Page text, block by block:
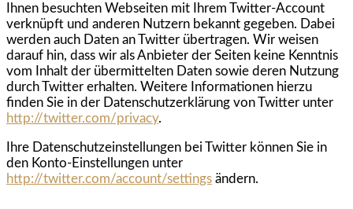
Ihnen besuchten Webseiten mit Ihrem Twitter-Account
verknüpft und anderen Nutzern bekannt gegeben. Dabei
werden auch Daten an Twitter übertragen. Wir weisen
darauf hin, dass wir als Anbieter der Seiten keine Kenntnis
vom Inhalt der übermittelten Daten sowie deren Nutzung
durch Twitter erhalten. Weitere Informationen hierzu
finden Sie in der Datenschutzerklärung von Twitter unter
http://twitter.com/privacy.
Ihre Datenschutzeinstellungen bei Twitter können Sie in
den Konto-Einstellungen unter
http://twitter.com/account/settings ändern.